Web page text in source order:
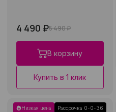
4 490 ₽5 490 ₽
В корзину
Купить в 1 клик
Низкая цена Рассрочка 0-0-36